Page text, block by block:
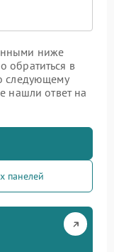
ниже
обратиться в
следующему
нашли ответ на
панелей